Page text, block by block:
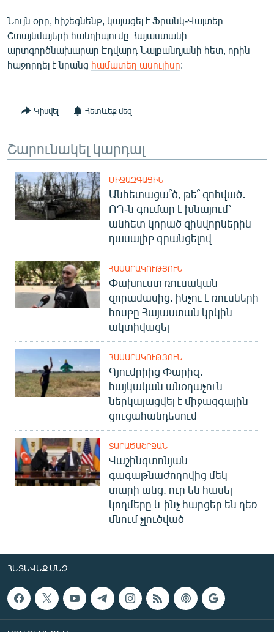
Նույն օրը, հիշեցնենք, կայացել է Ֆրանկ-Վալտեր
Շտայնմայերի հանդիպումը Հայաստանի
արտգործնախարար Էդվարդ Նալբանդյանի հետ, որին
հաջորդել է նրանց համատեղ ասուլիսը:
Կիսվել Հետևեք մեզ
Շարունակել կարդալ
ՄԻՋԱԶԳԱՅԻՆ
Անհետացա՞ծ, թե՞ զոհված․
ՌԴ-ն գումար է խնայում՝
անհետ կորած զինվորներին
դասալիք գրանցելով
ՀԱՍԱՐԱԿՈՒԹՅՈՒՆ
Փախուստ ռուսական
զորամասից. ինչու է ռուսների
հոսքը Հայաստան կրկին
ակտիվացել
ՀԱՍԱՐԱԿՈՒԹՅՈՒՆ
Գյումրիից Փարիզ․
հայկական անօդաչուն
ներկայացվել է միջազգային
ցուցահանդեսում
ՏԱՐԱԾԱՇՐՋԱՆ
Վաշինգտոնյան
գագաթնաժողովից մեկ
տարի անց. ուր են հասել
կողմերը և ինչ հարցեր են դեռ
մնում չլուծված
ՀԵՏԵՎԵՔ ՄԵԶ